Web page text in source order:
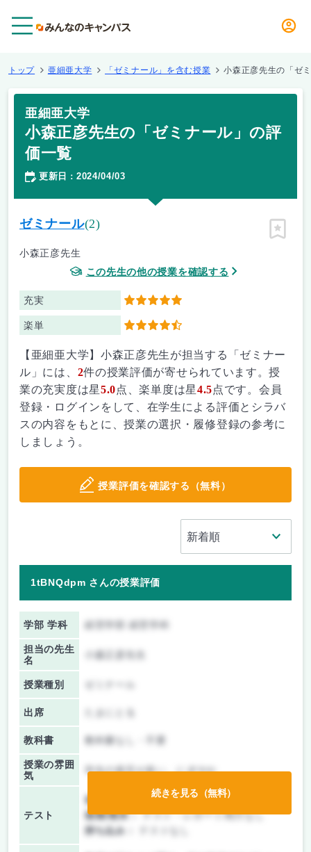
トップ 亜細亜大学 「ゼミナール」を含む授業 小森正彦先生の「ゼ
亜細亜大学
小森正彦先生の「ゼミナール」の評
価一覧
更新日 ： 2024/04/03
ゼミナール(2)
小森正彦先生
この先生の他の授業を確認する
充実 5
楽単 4.5
ピン留
【亜細亜大学】小森正彦先生が担当する「ゼミナー
ル」には、 2件の授業評価が寄せられています。授
業の充実度は星5.0点、楽単度は星4.5点です。会員
登録・ログインをして、在学生による評価とシラバ
スの内容をもとに、授業の選択・履修登録の参考に
しましょう。
授業評価を確認する（無料）
1tBNQdpm さんの授業評価
学部 学科
担当の先生
名
小森正彦先生
授業種別
出席
教科書 教科書なし・不要
授業の雰囲
気
学生の発言が多い、にぎやか
テスト
前期/中間：
テスト・レポート両方なし
後期/期末：テスト・レポート両方なし
持ち込み：
続きを見る（無料）